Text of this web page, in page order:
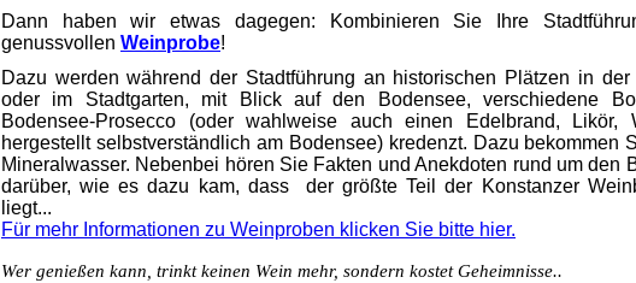
Dann haben wir etwas dagegen: Kombinieren Sie Ihre
genussvollen Weinprobe!
Dazu werden während der Stadtführung an historischen Plätzen in der
oder im Stadtgarten, mit Blick auf den Bodensee, verschiedene
Bodensee-Prosecco (oder wahlweise auch einen Edelbrand,
hergestellt selbstverständlich am Bodensee) kredenzt. Dazu bekommen
Mineralwasser. Nebenbei hören Sie Fakten und Anekdoten rund um den
darüber, wie es dazu kam, dass der größte Teil der Konstanzer
liegt...
Für mehr Informationen zu Weinproben klicken Sie bitte hier.
Wer genießen kann, trinkt keinen Wein mehr, sondern kostet Geheimnisse..